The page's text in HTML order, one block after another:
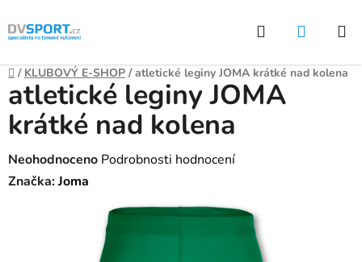
Přejít
na
Hledat
Domů
/ KLUBOVÝ E-SHOP / atletické leginy JOMA krátké nad kolena
atletické leginy JOMA
krátké nad kolena
Průměrné
hodnocení
Neohodnoceno Podrobnosti hodnocení
Značka:Joma